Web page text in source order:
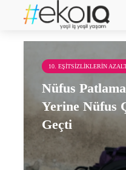
çevresel
10. EŞITSIZLIKLERIN
Nüfus
Yerine Nüfus
Geçti